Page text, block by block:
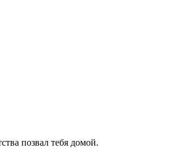
позвал тебя домой.